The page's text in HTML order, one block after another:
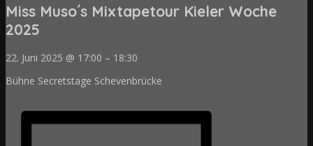
Miss Muso´s Mixtapetour Kieler Woche
2025
22. Juni 2025 @ 17:00 – 18:30
Bühne Secretstage Schevenbrücke